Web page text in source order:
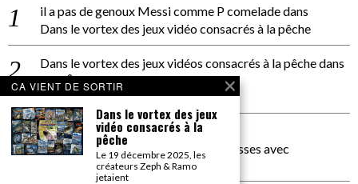
il a pas de genoux Messi comme P comeladedans
Dans le vortex des jeux vidéo consacrés à la pêche
Dans le vortex des jeux vidéos consacrés à la pêchedans
PACÔME THIELLEMENT
La séance d’Hip Gnose
La Patrie
dans
On a parlé Dolce Vita et lutte des classes avec
Bernardino Femminielli
CA VIENT DE SORTIR
Dans le vortex des jeux
vidéo consacrés à la
pêche
Le 19 décembre 2025, les
créateurs Zeph & Ramo
jetaient